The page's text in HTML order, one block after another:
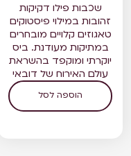
שכבות פילו דקיקות
זהובות במילוי פיסטוקים
טאגוזים קלויים מובחרים
במתיקות מעודנת. ביס
יוקרתי ומוקפד בהשראת
עולם האירוח של דובאי
הוספה לסל